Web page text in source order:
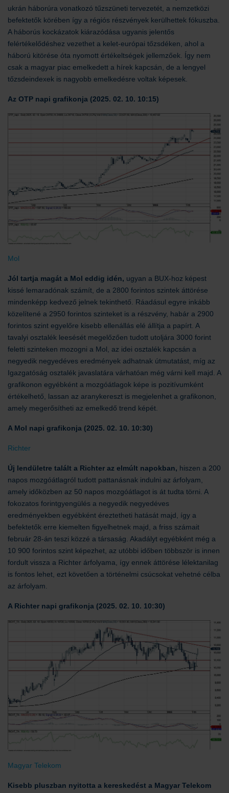
ukrán háborúra vonatkozó tűzszüneti tervezetét, a nemzetközi
befektetők körében így a régiós részvények kerülhettek fókuszba.
A háborús kockázatok kiárazódása ugyanis jelentős
felértékelődéshez vezethet a kelet-európai tőzsdéken, ahol a
háború kitörése óta nyomott értékeltségek jellemzőek. Így nem
csak a magyar piac emelkedett a hírek kapcsán, de a lengyel
tőzsdeindexek is nagyobb emelkedésre voltak képesek.
Az OTP napi grafikonja (2025. 02. 10. 10:15)
Mol
Jól tartja magát a Mol eddig idén, ugyan a BUX-hoz képest
kissé lemaradónak számít, de a 2800 forintos szintek áttörése
mindenképp kedvező jelnek tekinthető. Ráadásul egyre inkább
közelítené a 2950 forintos szinteket is a részvény, habár a 2900
forintos szint egyelőre kisebb ellenállás elé állítja a papírt. A
tavalyi osztalék leesését megelőzően tudott utoljára 3000 forint
feletti szinteken mozogni a Mol, az idei osztalék kapcsán a
negyedik negyedéves eredmények adhatnak útmutatást, míg az
Igazgatóság osztalék javaslatára várhatóan még várni kell majd. A
grafikonon egyébként a mozgóátlagok képe is pozitívumként
értékelhető, lassan az aranykereszt is megjelenhet a grafikonon,
amely megerősítheti az emelkedő trend képét.
A Mol napi grafikonja (2025. 02. 10. 10:30)
Richter
Új lendületre talált a Richter az elmúlt napokban, hiszen a 200
napos mozgóátlagról tudott pattanásnak indulni az árfolyam,
amely időközben az 50 napos mozgóátlagot is át tudta törni. A
fokozatos forintgyengülés a negyedik negyedéves
eredményekben egyébként éreztetheti hatását majd, így a
befektetők erre kiemelten figyelhetnek majd, a friss számait
február 28-án teszi közzé a társaság. Akadályt egyébként még a
10 900 forintos szint képezhet, az utóbbi időben többször is innen
fordult vissza a Richter árfolyama, így ennek áttörése lélektanilag
is fontos lehet, ezt követően a történelmi csúcsokat vehetné célba
az árfolyam.
A Richter napi grafikonja (2025. 02. 10. 10:30)
Magyar Telekom
Kisebb pluszban nyitotta a kereskedést a Magyar Telekom